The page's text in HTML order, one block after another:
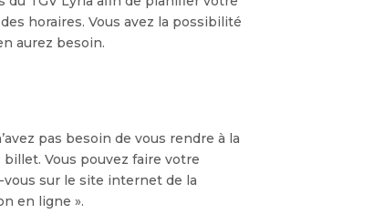
horaires. Vous avez la possibilité
aurez besoin.
pas besoin de vous rendre à la
Vous pouvez faire votre
vous sur le site internet de la
en ligne ».